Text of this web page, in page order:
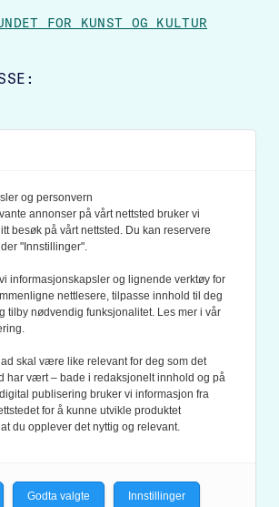
FOR KUNST OG KULTUR
GRØNLAND
POLICY
MEDLEM AV FAGPRESSEN OG
og personvern
annonser på vårt nettsted bruker vi
besøk på vårt nettsted. Du kan reservere
"Innstillinger".
informasjonskapsler og lignende verktøy for
nettlesere, tilpasse innhold til deg
tilby nødvendig funksjonalitet. Les mer i vår
skal være like relevant for deg som det
har vært – bade i redaksjonelt innhold og på
publisering bruker vi informasjon fra
for å kunne utvikle produktet
du opplever det nyttig og relevant.
Godta valgte Innstillinger